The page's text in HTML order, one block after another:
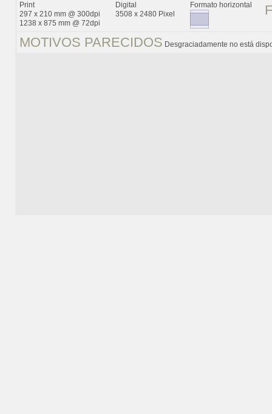
Print
297 x 210 mm @ 300dpi
1238 x 875 mm @ 72dpi
Digital
3508 x 2480 Pixel
Formato horizontal
MOTIVOS PARECIDOS Desgraciadamente no está